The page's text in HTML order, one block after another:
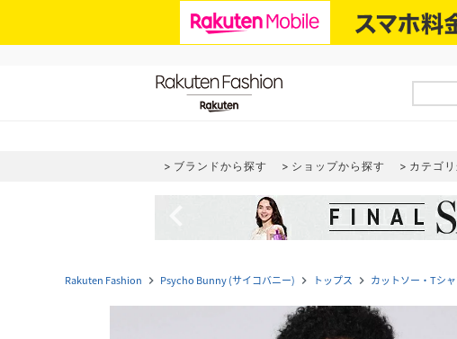
ブランドから探す ショップから探す カテゴ
Rakuten Fashion navigate_next Psycho Bunny (サイコバニー) navigate_next トップス navigate_next カットソー・Tシ